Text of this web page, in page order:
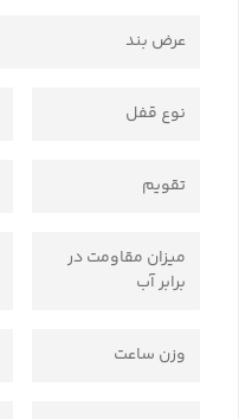
عرض بند
نوع قفل
تقویم
میزان مقاومت در
برابر آب
وزن ساعت